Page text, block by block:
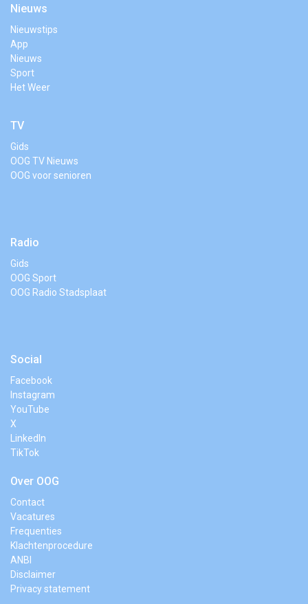
Nieuws
Nieuwstips
App
Nieuws
Sport
Het Weer
TV
Gids
OOG TV Nieuws
OOG voor senioren
Radio
Gids
OOG Sport
OOG Radio Stadsplaat
Social
Facebook
Instagram
YouTube
X
LinkedIn
TikTok
Over OOG
Contact
Vacatures
Frequenties
Klachtenprocedure
ANBI
Disclaimer
Privacy statement